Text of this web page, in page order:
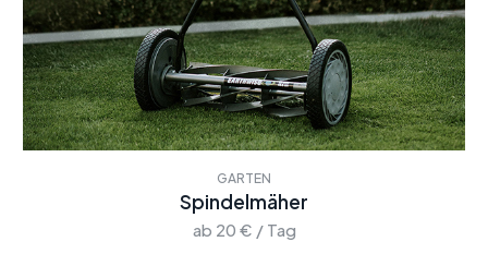
GARTEN
Spindelmäher
ab 20 € / Tag